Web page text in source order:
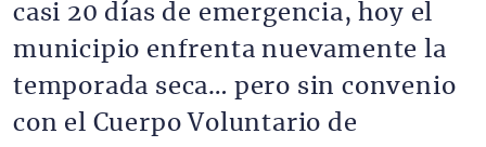
casi 20 días de emergencia, hoy el
municipio enfrenta nuevamente la
temporada seca… pero sin convenio
con el Cuerpo Voluntario de